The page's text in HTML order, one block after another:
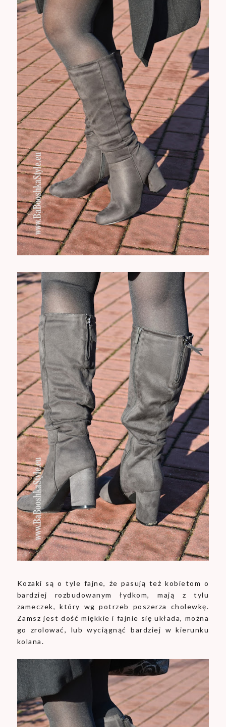
Kozaki są o tyle fajne, że pasują też kobietom o
bardziej rozbudowanym łydkom, mają z tylu
zameczek, który wg potrzeb poszerza cholewkę.
Zamsz jest dość miękkie i fajnie się układa, można
go zrolować, lub wyciągnąć bardziej w kierunku
kolana.